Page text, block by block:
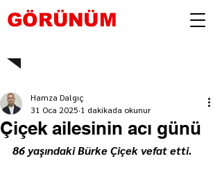
GÖRÜNÜM
Çiçek ailesinin acı günü
Hamza Dalgıç
31 Oca 2025 1 dakikada okunur
86 yaşındaki Bürke Çiçek vefat etti.